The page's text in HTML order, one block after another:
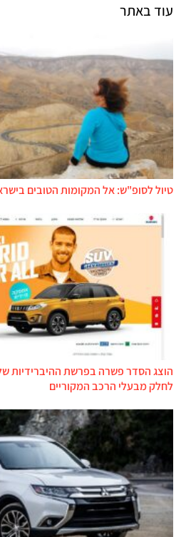
עוד באתר
טיול לסופ"ש: אל המקומות הטובים
לחלק מבעלי הרכב המקוריים